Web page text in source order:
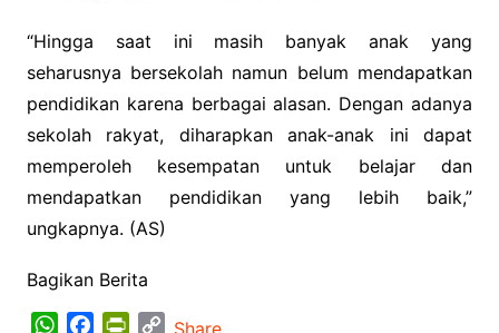
“Hingga saat ini masih banyak anak yang
seharusnya bersekolah namun belum mendapatkan
pendidikan karena berbagai alasan. Dengan adanya
sekolah rakyat, diharapkan anak-anak ini dapat
memperoleh kesempatan untuk belajar dan
mendapatkan pendidikan yang lebih baik,”
ungkapnya. (AS)
Bagikan Berita
W
CShare